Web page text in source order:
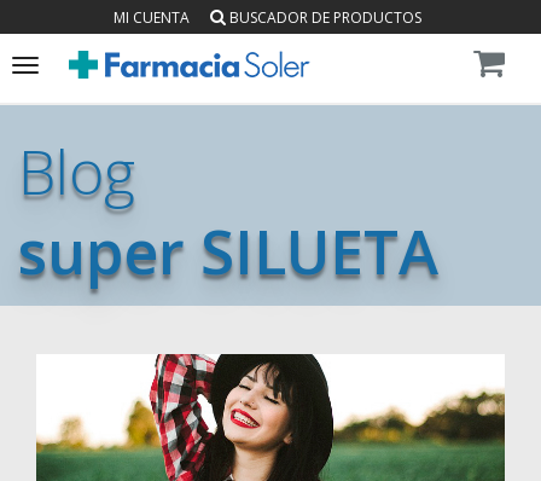
MI CUENTA BUSCADOR DE PRODUCTOS
Toggle
navigation
Blog
super SILUETA